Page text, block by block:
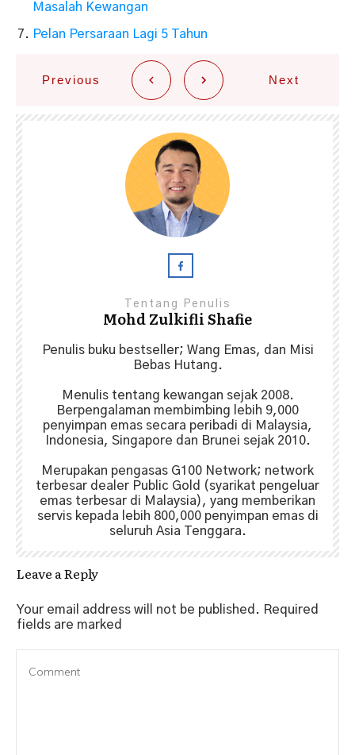
Masalah Kewangan
Pelan Persaraan Lagi 5 Tahun
Previous Next
Tentang Penulis
Mohd Zulkifli Shafie
Penulis buku bestseller; Wang Emas, dan Misi
Bebas Hutang.
Menulis tentang kewangan sejak 2008.
Berpengalaman membimbing lebih 9,000
penyimpan emas secara peribadi di Malaysia,
Indonesia, Singapore dan Brunei sejak 2010.
Merupakan pengasas G100 Network; network
terbesar dealer Public Gold (syarikat pengeluar
emas terbesar di Malaysia), yang memberikan
servis kepada lebih 800,000 penyimpan emas di
seluruh Asia Tenggara.
Leave a Reply
Your email address will not be published. Required
fields are marked